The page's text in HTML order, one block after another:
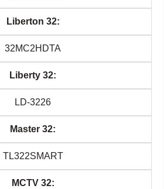
Liberton 32:
32MC2HDTA
Liberty 32:
LD-3226
Master 32:
TL322SMART
MCTV 32: